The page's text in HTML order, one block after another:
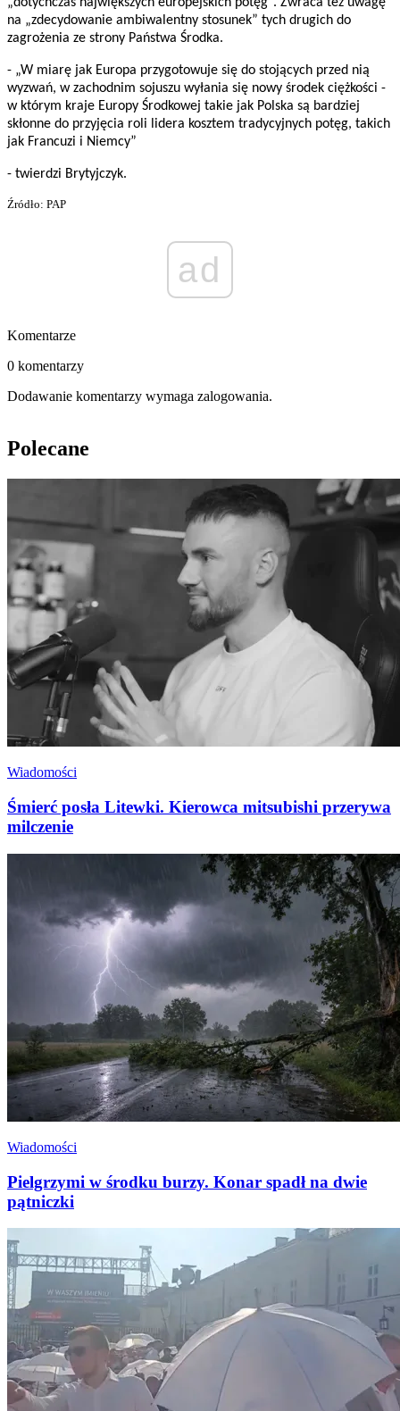
„dotychczas największych europejskich potęg”. Zwraca też uwagę
na „zdecydowanie ambiwalentny stosunek” tych drugich do
zagrożenia ze strony Państwa Środka.
- „W miarę jak Europa przygotowuje się do stojących przed nią
wyzwań, w zachodnim sojuszu wyłania się nowy środek ciężkości -
w którym kraje Europy Środkowej takie jak Polska są bardziej
skłonne do przyjęcia roli lidera kosztem tradycyjnych potęg, takich
jak Francuzi i Niemcy”
- twierdzi Brytyjczyk.
Źródło: PAP
ad
Komentarze
0 komentarzy
Dodawanie komentarzy wymaga zalogowania.
Polecane
Wiadomości
Śmierć posła Litewki. Kierowca mitsubishi przerywa
milczenie
Wiadomości
Pielgrzymi w środku burzy. Konar spadł na dwie
pątniczki